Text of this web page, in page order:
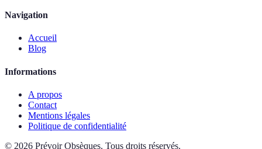
Navigation
Accueil
Blog
Informations
A propos
Contact
Mentions légales
Politique de confidentialité
© 2026 Prévoir Obsèques. Tous droits réservés.